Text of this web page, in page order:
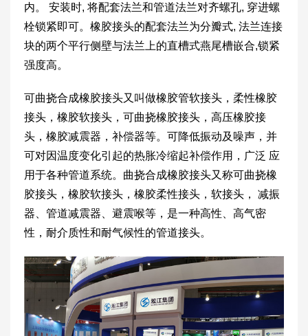
内。 安装时, 将配套法兰和管道法兰对齐螺孔, 穿进螺
栓锁紧即可。橡胶接头的配套法兰为分瓣式, 法兰连接
块的两个平行侧壁与法兰上的直槽式燕尾槽嵌合,锁紧
强度高。
可曲挠合成橡胶接头又叫做橡胶管软接头，柔性橡胶
接头，橡胶软接头，可曲挠橡胶接头，高压橡胶接
头，橡胶减震器，补偿器等。可降低振动及噪声，并
可对因温度变化引起的热胀冷缩起补偿作用，广泛 应
用于各种管道系统。曲挠合成橡胶接头又称可曲挠橡
胶接头，橡胶软接头，橡胶柔性接头，软接头， 减振
器、管道减震器、避震喉等，是一种高性、高气密
性，耐介质性和耐气候性的管道接头。